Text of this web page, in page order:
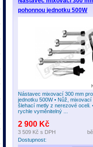
pohonnou jednotku 500W
Nástavec mixovací 300 mm
jednotku 500W • Nůž, mixovací
šlehací metly z nerezové oceli.
rychle vyměnitelný ...
2 900 Kč
3 509 Kč s DPH
Dostupnost: